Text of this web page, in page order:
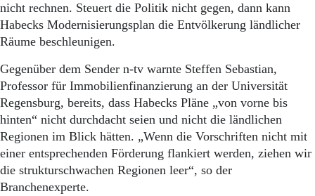
nicht rechnen. Steuert die Politik nicht gegen, dann kann
Habecks Modernisierungsplan die Entvölkerung ländlicher
Räume beschleunigen.
Gegenüber dem Sender n-tv warnte Steffen Sebastian,
Professor für Immobilienfinanzierung an der Universität
Regensburg, bereits, dass Habecks Pläne „von vorne bis
hinten“ nicht durchdacht seien und nicht die ländlichen
Regionen im Blick hätten. „Wenn die Vorschriften nicht mit
einer entsprechenden Förderung flankiert werden, ziehen wir
die strukturschwachen Regionen leer“, so der
Branchenexperte.